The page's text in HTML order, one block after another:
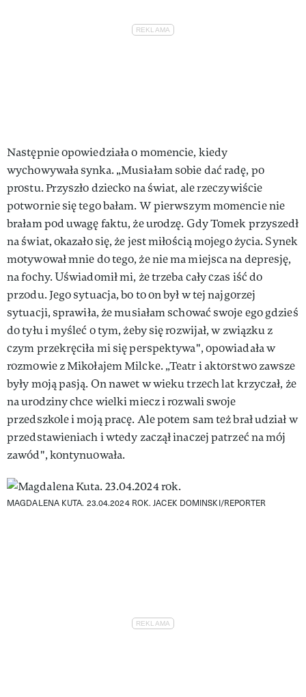
Następnie opowiedziała o momencie, kiedy
wychowywała synka. „Musiałam sobie dać radę, po
prostu. Przyszło dziecko na świat, ale rzeczywiście
potwornie się tego bałam. W pierwszym momencie nie
brałam pod uwagę faktu, że urodzę. Gdy Tomek przyszedł
na świat, okazało się, że jest miłością mojego życia. Synek
motywował mnie do tego, że nie ma miejsca na depresję,
na fochy. Uświadomił mi, że trzeba cały czas iść do
przodu. Jego sytuacja, bo to on był w tej najgorzej
sytuacji, sprawiła, że musiałam schować swoje ego gdzieś
do tyłu i myśleć o tym, żeby się rozwijał, w związku z
czym przekręciła mi się perspektywa", opowiadała w
rozmowie z Mikołajem Milcke. „Teatr i aktorstwo zawsze
były moją pasją. On nawet w wieku trzech lat krzyczał, że
na urodziny chce wielki miecz i rozwali swoje
przedszkole i moją pracę. Ale potem sam też brał udział w
przedstawieniach i wtedy zaczął inaczej patrzeć na mój
zawód", kontynuowała.
MAGDALENA KUTA. 23.04.2024 ROK. JACEK DOMINSKI/REPORTER